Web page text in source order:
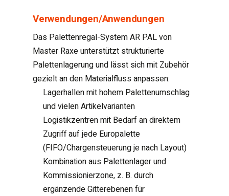
Verwendungen/Anwendungen
Das Palettenregal-System AR PAL von
Master Raxe unterstützt strukturierte
Palettenlagerung und lässt sich mit Zubehör
gezielt an den Materialfluss anpassen:
Lagerhallen mit hohem Palettenumschlag
und vielen Artikelvarianten
Logistikzentren mit Bedarf an direktem
Zugriff auf jede Europalette
(FIFO/Chargensteuerung je nach Layout)
Kombination aus Palettenlager und
Kommissionierzone, z. B. durch
ergänzende Gitterebenen für